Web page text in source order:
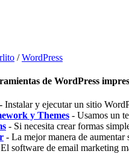
/WordPress
de WordPress
- Instalar y ejecutar un sitio
y Themes - Usamos un
- Si necesita crear formas
- La mejor manera de aumentar
software de email marketing